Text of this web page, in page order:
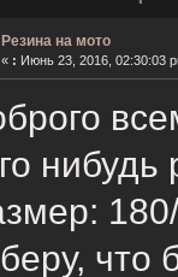
Резина на мото
« : Июнь 23, 2016, 02:30:03
что